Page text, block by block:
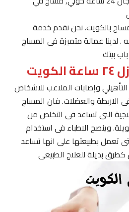
بالكويت. نحن نقدم خدمة
. لدينا عمالة متميزة فى المساج
وإصابات الملاعب للاشخاص
والعضلات. فان المساج
التى تساعد فى التخلص من
وينصح الاطباء فى استخدام
بطبيعتها على انها تساعد
بديلة للعلاج الطبيعى